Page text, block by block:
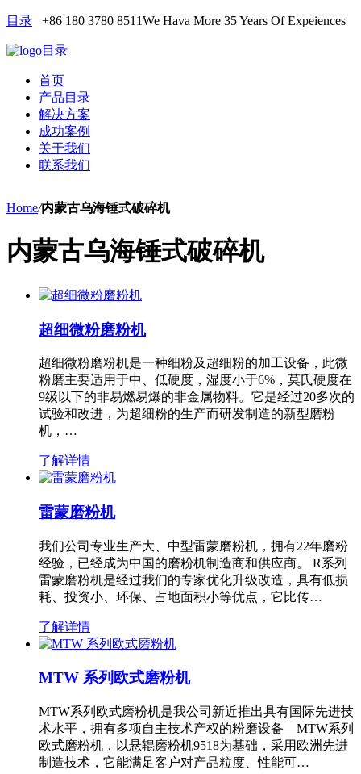
目录 +86 180 3780 8511We Hava More 35 Years Of Expeiences
目录
首页
产品目录
解决方案
成功案例
关于我们
联系我们
Home/内蒙古乌海锤式破碎机
内蒙古乌海锤式破碎机
超细微粉磨粉机
超细微粉磨粉机是一种细粉及超细粉的加工设备，此微
粉磨主要适用于中、低硬度，湿度小于6%，莫氏硬度在
9级以下的非易燃易爆的非金属物料。它是经过20多次的
试验和改进，为超细粉的生产而研发制造的新型磨粉
机，…
了解详情
雷蒙磨粉机
我们公司专业生产大、中型雷蒙磨粉机，拥有22年磨粉
经验，已经成为中国的磨粉机制造商和供应商。 R系列
雷蒙磨粉机是经过我们的专家优化升级改造，具有低损
耗、投资小、环保、占地面积小等优点，它比传…
了解详情
MTW 系列欧式磨粉机
MTW系列欧式磨粉机是我公司新近推出具有国际先进技
术水平，拥有多项自主技术产权的粉磨设备—MTW系列
欧式磨粉机，以悬辊磨粉机9518为基础，采用欧洲先进
制造技术，它能满足客户对产品粒度、性能可…